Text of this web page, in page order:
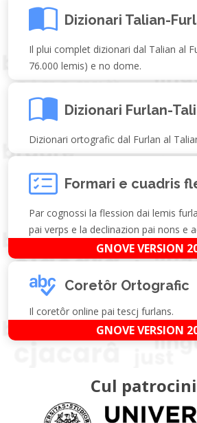
Dizionari Talian-
Il plui complet dizionari dal Talian al
76.000 lemis) e no dome.
Dizionari Furlan-
Dizionari ortografic dal Furlan al
Formari e cuadris
Par cognossi la flession dai lemis
pai verps e la declinazion pai nons e
GNOVE VERSION
Coretôr Ortografic
Il coretôr online pai tescj furlans.
GNOVE VERSION
Cul